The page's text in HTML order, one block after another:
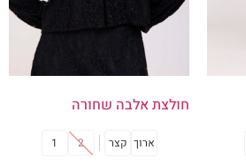
חולצת אלבה שחורה
ארוך קצר 2
1